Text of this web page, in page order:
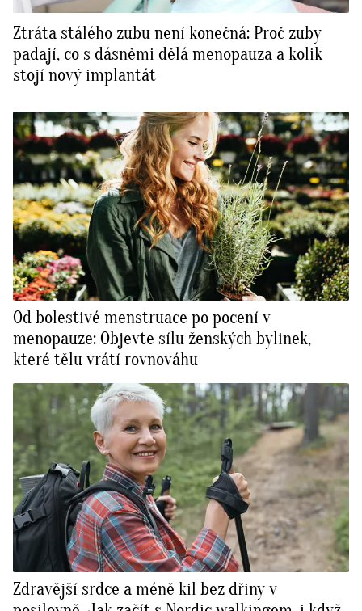
Ztráta stálého zubu není konečná: Proč zuby
padají, co s dásněmi dělá menopauza a kolik
stojí nový implantát
Od bolestivé menstruace po pocení v
menopauze: Objevte sílu ženských bylinek,
které tělu vrátí rovnováhu
Zdravější srdce a méně kil bez dřiny v